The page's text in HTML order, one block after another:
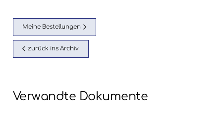
Meine Bestellungen
zurück ins Archiv
Verwandte Dokumente